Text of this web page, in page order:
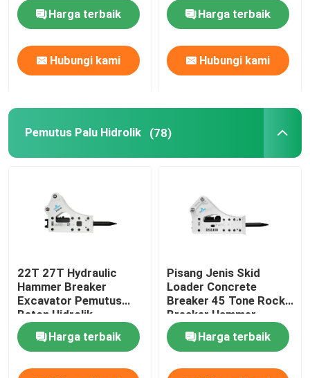
Harga terbaik
Hubungi kami
Harga terbaik
Hubungi kami
Pemutus Palu Hidrolik (78)
22T 27T Hydraulic
Hammer Breaker
Excavator Pemutus
Beton Hidrolik
Harga terbaik
Pisang Jenis Skid
Loader Concrete
Breaker 45 Tone Rock
Breaker Hammer
Harga terbaik